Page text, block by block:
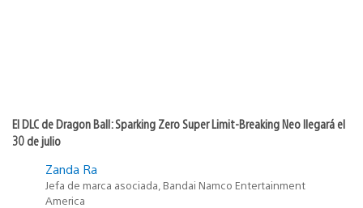
El DLC de Dragon Ball: Sparking Zero Super Limit-Breaking Neo llegará el
30 de julio
Zanda Ra
Jefa de marca asociada, Bandai Namco Entertainment
America